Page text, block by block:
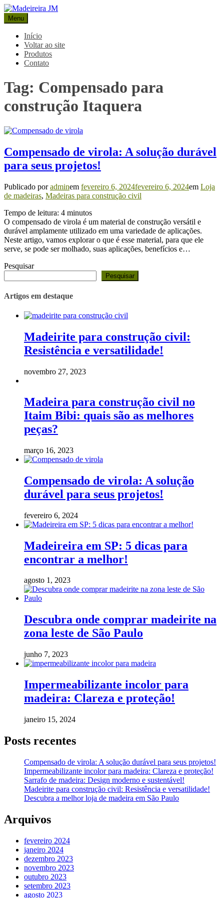
Pular
para
o
conteúdo
Madeireira JM
Blog Madeireira JM
Menu
Início
Voltar ao site
Produtos
Contato
Tag: Compensado para
construção Itaquera
Compensado de virola: A solução durável
para seus projetos!
Publicado poradminem fevereiro 6, 2024fevereiro 6, 2024em Loja
de madeiras, Madeiras para construção civil
Tempo de leitura: 4 minutos
O compensado de virola é um material de construção versátil e
durável amplamente utilizado em uma variedade de aplicações.
Neste artigo, vamos explorar o que é esse material, para que ele
serve, se pode ser molhado, suas aplicações, benefícios e…
Pesquisar
Pesquisar
Artigos em destaque
Madeirite para construção civil:
Resistência e versatilidade!
novembro 27, 2023
Madeira para construção civil no
Itaim Bibi: quais são as melhores
peças?
março 16, 2023
Compensado de virola: A solução
durável para seus projetos!
fevereiro 6, 2024
Madeireira em SP: 5 dicas para
encontrar a melhor!
agosto 1, 2023
Descubra onde comprar madeirite na
zona leste de São Paulo
junho 7, 2023
Impermeabilizante incolor para
madeira: Clareza e proteção!
janeiro 15, 2024
Posts recentes
Compensado de virola: A solução durável para seus projetos!
Impermeabilizante incolor para madeira: Clareza e proteção!
Sarrafo de madeira: Design moderno e sustentável!
Madeirite para construção civil: Resistência e versatilidade!
Descubra a melhor loja de madeira em São Paulo
Arquivos
fevereiro 2024
janeiro 2024
dezembro 2023
novembro 2023
outubro 2023
setembro 2023
agosto 2023